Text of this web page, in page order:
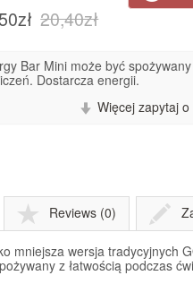
20,40zł
Bar Mini może być spożywany
Dostarcza energii.
Więcej zapytaj
Reviews (0)
mniejsza wersja tradycyjnych
z łatwością podczas